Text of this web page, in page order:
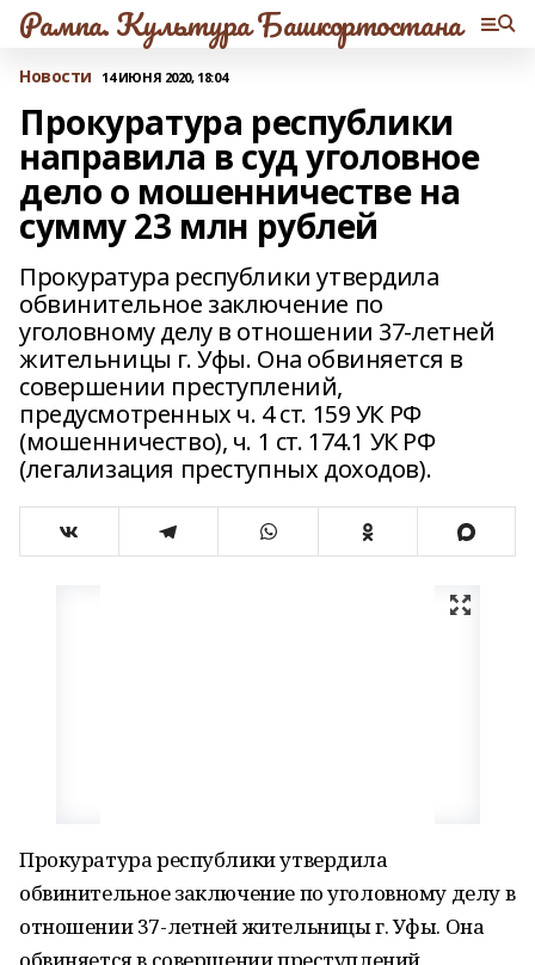
Рампа. Культура Башкортостана
Новости 14 ИЮНЯ 2020, 18:04
Прокуратура республики
направила в суд уголовное
дело о мошенничестве на
сумму 23 млн рублей
Прокуратура республики утвердила
обвинительное заключение по
уголовному делу в отношении 37-летней
жительницы г. Уфы. Она обвиняется в
совершении преступлений,
предусмотренных ч. 4 ст. 159 УК РФ
(мошенничество), ч. 1 ст. 174.1 УК РФ
(легализация преступных доходов).
Прокуратура республики утвердила
обвинительное заключение по уголовному делу в
отношении 37-летней жительницы г. Уфы. Она